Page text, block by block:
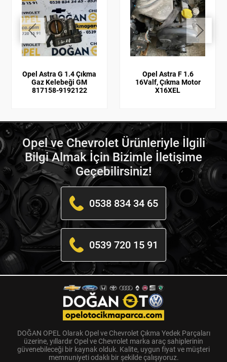
Opel Astra G 1.4 Çıkma
Gaz Kelebeği GM
817158-9192122
Opel Astra F 1.6
16Valf, Çıkma Motor
X16XEL
Opel ve Chevrolet Ürünleriyle İlgili
Bilgi Almak İçin Bizimle İletişime
Geçebilirsiniz!
0538 834 34 65
0539 720 15 91
DOĞAN OPEL Olarak Opel ve Chevrolet Çıkma Yedek Parçaları
üzerine, yıllardır Opel ve Chevrolet marka araç sahiplerinin
güvenebileceği bir kaynak olduk. Kalite, uygun fiyat ve müşteri
memnuniyeti odaklı bir şekilde çalışıyoruz.